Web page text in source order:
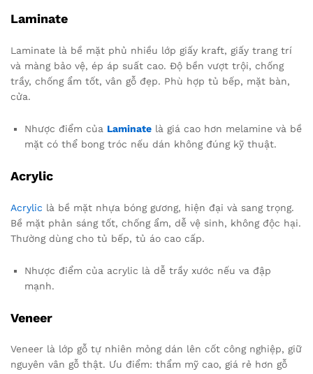
Laminate
Laminate là bề mặt phủ nhiều lớp giấy kraft, giấy trang trí
và màng bảo vệ, ép áp suất cao. Độ bền vượt trội, chống
trầy, chống ẩm tốt, vân gỗ đẹp. Phù hợp tủ bếp, mặt bàn,
cửa.
Nhược điểm của Laminate là giá cao hơn melamine và bề
mặt có thể bong tróc nếu dán không đúng kỹ thuật.
Acrylic
Acrylic là bề mặt nhựa bóng gương, hiện đại và sang trọng.
Bề mặt phản sáng tốt, chống ẩm, dễ vệ sinh, không độc hại.
Thường dùng cho tủ bếp, tủ áo cao cấp.
Nhược điểm của acrylic là dễ trầy xước nếu va đập
mạnh.
Veneer
Veneer là lớp gỗ tự nhiên mỏng dán lên cốt công nghiệp, giữ
nguyên vân gỗ thật. Ưu điểm: thẩm mỹ cao, giá rẻ hơn gỗ